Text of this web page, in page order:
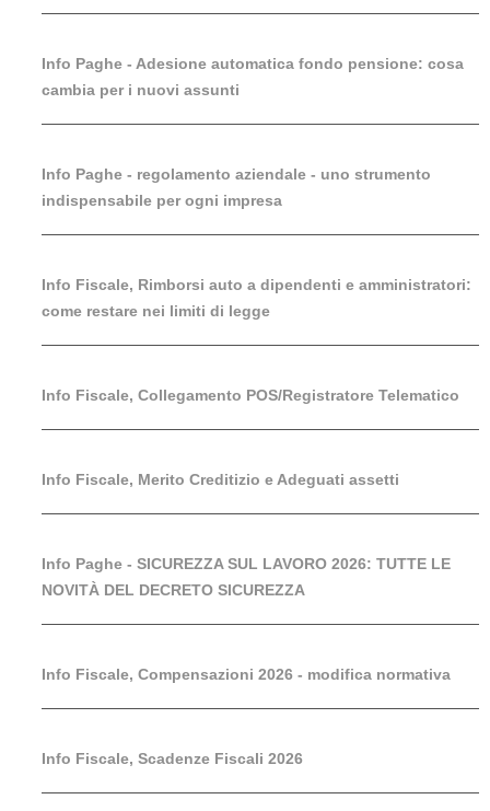
Info Paghe - Adesione automatica fondo pensione: cosa
cambia per i nuovi assunti
Info Paghe - regolamento aziendale - uno strumento
indispensabile per ogni impresa
Info Fiscale, Rimborsi auto a dipendenti e amministratori:
come restare nei limiti di legge
Info Fiscale, Collegamento POS/Registratore Telematico
Info Fiscale, Merito Creditizio e Adeguati assetti
Info Paghe - SICUREZZA SUL LAVORO 2026: TUTTE LE
NOVITÀ DEL DECRETO SICUREZZA
Info Fiscale, Compensazioni 2026 - modifica normativa
Info Fiscale, Scadenze Fiscali 2026